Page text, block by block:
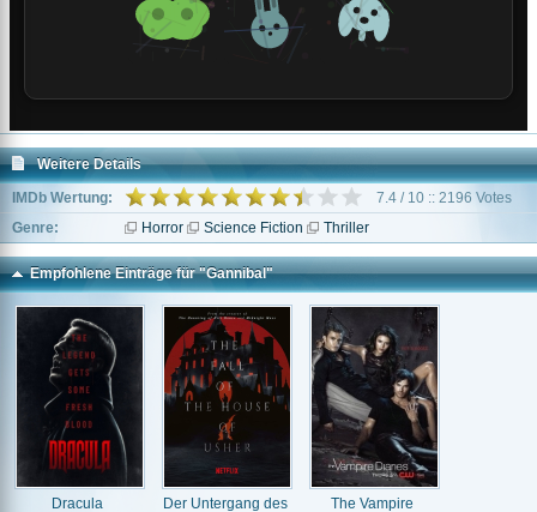
Weitere Details
IMDb Wertung:
7.4 / 10 :: 2196 Votes
Genre:
Horror Science Fiction Thriller
Empfohlene Einträge für "Gannibal"
Dracula
Der Untergang des
The Vampire